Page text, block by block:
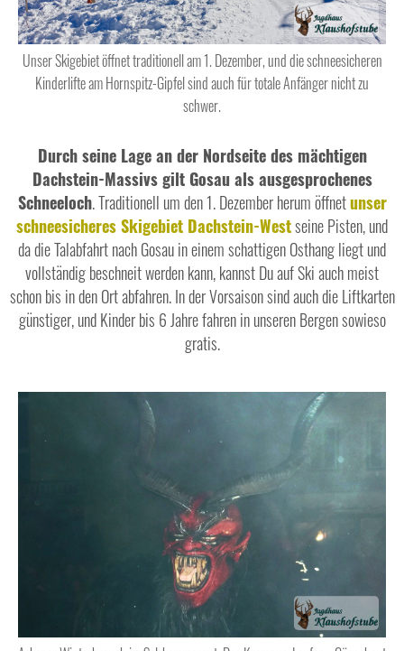
Unser Skigebiet öffnet traditionell am 1. Dezember, und die schneesicheren
Kinderlifte am Hornspitz-Gipfel sind auch für totale Anfänger nicht zu
schwer.
Durch seine Lage an der Nordseite des mächtigen
Dachstein-Massivs gilt Gosau als ausgesprochenes
Schneeloch. Traditionell um den 1. Dezember herum öffnetunser
schneesicheres Skigebiet Dachstein-Westseine Pisten, und
da die Talabfahrt nach Gosau in einem schattigen Osthang liegt und
vollständig beschneit werden kann, kannst Du auf Ski auch meist
schon bis in den Ort abfahren. In der Vorsaison sind auch die Liftkarten
günstiger, und Kinder bis 6 Jahre fahren in unseren Bergen sowieso
gratis.